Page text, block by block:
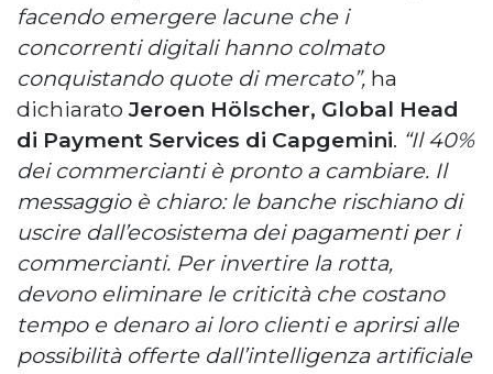
facendo emergere lacune che i
concorrenti digitali hanno colmato
conquistando quote di mercato”, ha
dichiaratoJeroen Hölscher, Global Head
di Payment Services di Capgemini. “Il 40%
dei commercianti è pronto a cambiare. Il
messaggio è chiaro: le banche rischiano di
uscire dall’ecosistema dei pagamenti per i
commercianti. Per invertire la rotta,
devono eliminare le criticità che costano
tempo e denaro ai loro clienti e aprirsi alle
possibilità offerte dall’intelligenza artificiale